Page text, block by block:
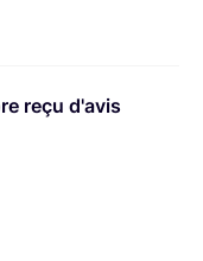
reçu d'avis